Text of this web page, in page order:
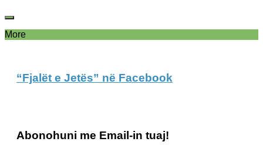
More
“Fjalët e Jetës” në Facebook
Abonohuni me Email-in tuaj!